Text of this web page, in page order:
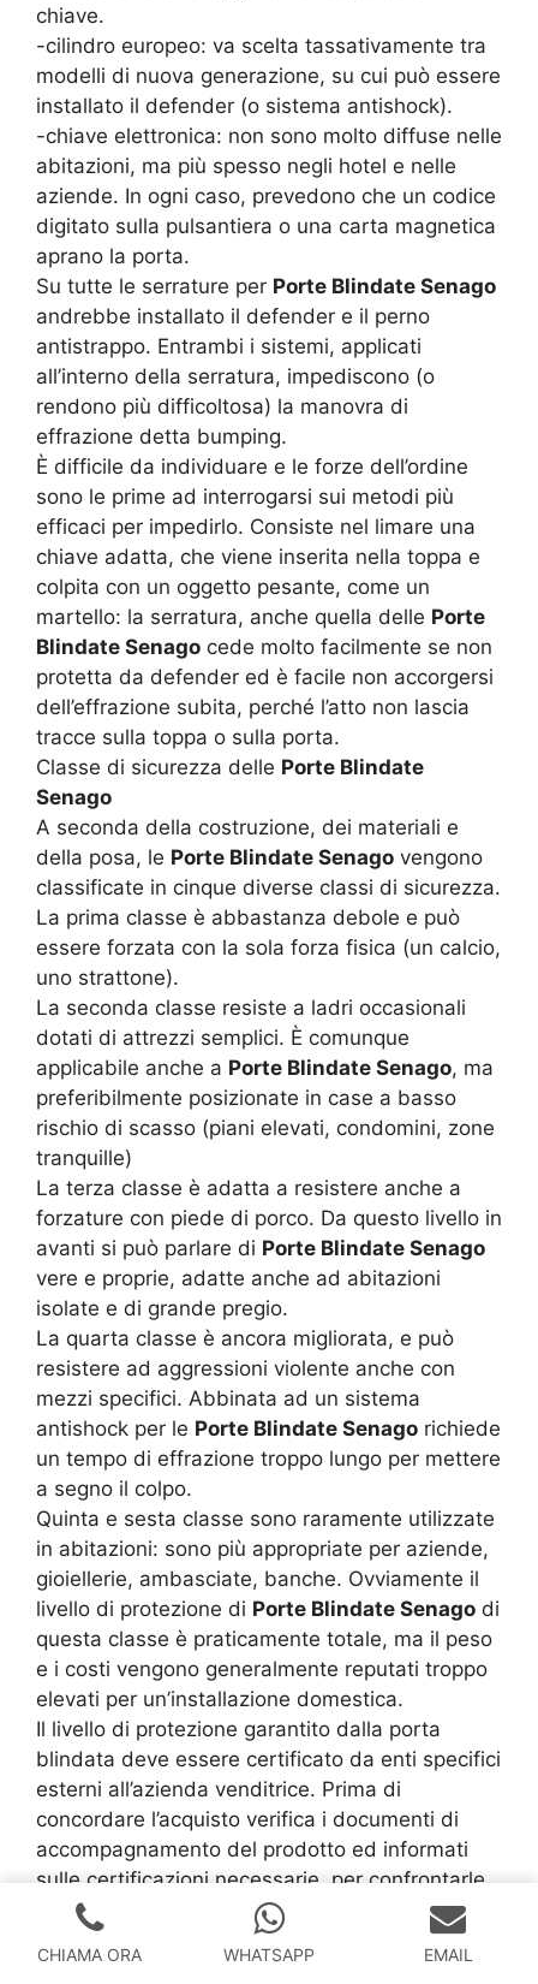
chiave.
-cilindro europeo: va scelta tassativamente tra
modelli di nuova generazione, su cui può essere
installato il defender (o sistema antishock).
-chiave elettronica: non sono molto diffuse nelle
abitazioni, ma più spesso negli hotel e nelle
aziende. In ogni caso, prevedono che un codice
digitato sulla pulsantiera o una carta magnetica
aprano la porta.
Su tutte le serrature per Porte Blindate Senago
andrebbe installato il defender e il perno
antistrappo. Entrambi i sistemi, applicati
all’interno della serratura, impediscono (o
rendono più difficoltosa) la manovra di
effrazione detta bumping.
È difficile da individuare e le forze dell’ordine
sono le prime ad interrogarsi sui metodi più
efficaci per impedirlo. Consiste nel limare una
chiave adatta, che viene inserita nella toppa e
colpita con un oggetto pesante, come un
martello: la serratura, anche quella delle Porte
Blindate Senago cede molto facilmente se non
protetta da defender ed è facile non accorgersi
dell’effrazione subita, perché l’atto non lascia
tracce sulla toppa o sulla porta.
Classe di sicurezza delle Porte Blindate
Senago
A seconda della costruzione, dei materiali e
della posa, le Porte Blindate Senago vengono
classificate in cinque diverse classi di sicurezza.
La prima classe è abbastanza debole e può
essere forzata con la sola forza fisica (un calcio,
uno strattone).
La seconda classe resiste a ladri occasionali
dotati di attrezzi semplici. È comunque
applicabile anche a Porte Blindate Senago, ma
preferibilmente posizionate in case a basso
rischio di scasso (piani elevati, condomini, zone
tranquille)
La terza classe è adatta a resistere anche a
forzature con piede di porco. Da questo livello in
avanti si può parlare di Porte Blindate Senago
vere e proprie, adatte anche ad abitazioni
isolate e di grande pregio.
La quarta classe è ancora migliorata, e può
resistere ad aggressioni violente anche con
mezzi specifici. Abbinata ad un sistema
antishock per le Porte Blindate Senago richiede
un tempo di effrazione troppo lungo per mettere
a segno il colpo.
Quinta e sesta classe sono raramente utilizzate
in abitazioni: sono più appropriate per aziende,
gioiellerie, ambasciate, banche. Ovviamente il
livello di protezione di Porte Blindate Senago di
questa classe è praticamente totale, ma il peso
e i costi vengono generalmente reputati troppo
elevati per un’installazione domestica.
Il livello di protezione garantito dalla porta
blindata deve essere certificato da enti specifici
esterni all’azienda venditrice. Prima di
concordare l’acquisto verifica i documenti di
accompagnamento del prodotto ed informati
sulle certificazioni necessarie, per confrontarle
con le caratteristiche della porta scelta.
Porte Blindate Senago
Ci sono due operazioni molto semplici che,
CHIAMA ORA WHATSAPP EMAIL